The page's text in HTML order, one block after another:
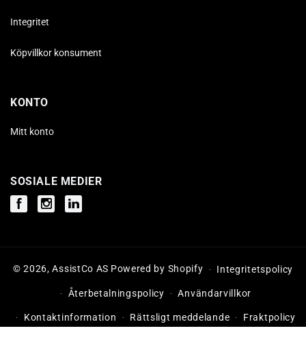
Integritet
Köpvillkor konsument
KONTO
Mitt konto
SOSIALE MEDIER
FacebookInstagramInstagram
© 2026,AssistCo AS Powered by Shopify Integritetspolicy
Återbetalningspolicy Användarvillkor
Kontaktinformation Rättsligt meddelande Fraktpolicy